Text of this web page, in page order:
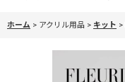
ホーム > アクリル用品 > キット >